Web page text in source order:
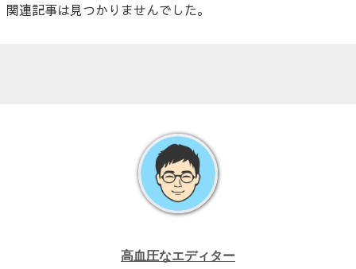
関連記事は見つかりませんでした。
高血圧なエディター